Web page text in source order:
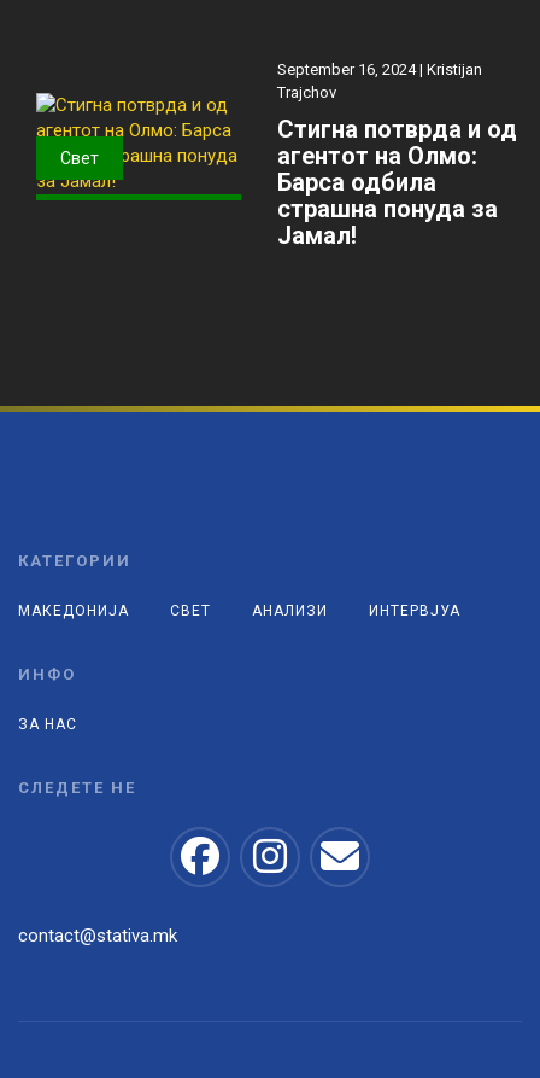
Свет
September 16, 2024 | Kristijan
Trajchov
Стигна потврда и од
агентот на Олмо:
Барса одбила
страшна понуда за
Јамал!
КАТЕГОРИИ
МАКЕДОНИЈА СВЕТ АНАЛИЗИ ИНТЕРВЈУА
ИНФО
ЗА НАС
СЛЕДЕТЕ НЕ
contact@stativa.mk